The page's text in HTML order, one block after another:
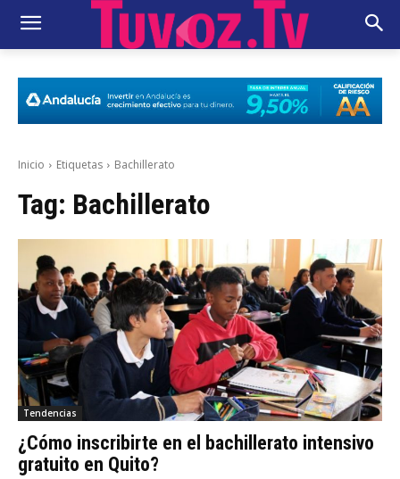
Inicio Etiquetas Bachillerato
Tag: Bachillerato
Tendencias
¿Cómo inscribirte en el bachillerato intensivo
gratuito en Quito?